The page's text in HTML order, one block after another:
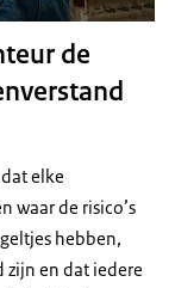
de
elke
waar de risico’s
hebben,
zijn en dat iedere